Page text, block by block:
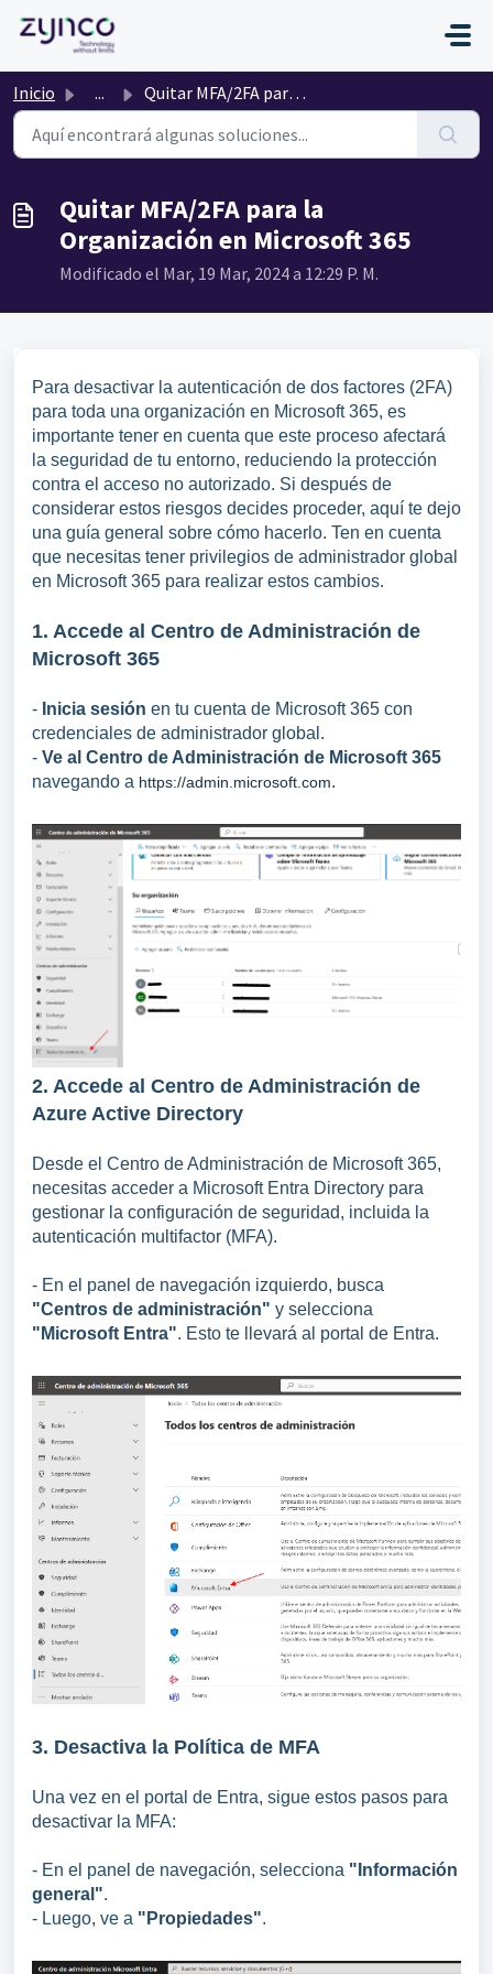
Inicio ... Quitar MFA/2FA para la Organización en Microsoft 365
Quitar MFA/2FA para la
Organización en Microsoft 365
Modificado el Mar, 19 Mar, 2024 a 12:29 P. M.
Para desactivar la autenticación de dos factores (2FA)
para toda una organización en Microsoft 365, es
importante tener en cuenta que este proceso afectará
la seguridad de tu entorno, reduciendo la protección
contra el acceso no autorizado. Si después de
considerar estos riesgos decides proceder, aquí te dejo
una guía general sobre cómo hacerlo. Ten en cuenta
que necesitas tener privilegios de administrador global
en Microsoft 365 para realizar estos cambios.
1. Accede al Centro de Administración de
Microsoft 365
- Inicia sesión en tu cuenta de Microsoft 365 con
credenciales de administrador global.
- Ve al Centro de Administración de Microsoft 365
navegando a https://admin.microsoft.com.
2. Accede al Centro de Administración de
Azure Active Directory
Desde el Centro de Administración de Microsoft 365,
necesitas acceder a Microsoft Entra Directory para
gestionar la configuración de seguridad, incluida la
autenticación multifactor (MFA).
- En el panel de navegación izquierdo, busca
"Centros de administración" y selecciona
"Microsoft Entra". Esto te llevará al portal de Entra.
3. Desactiva la Política de MFA
Una vez en el portal de Entra, sigue estos pasos para
desactivar la MFA:
- En el panel de navegación, selecciona "Información
general".
- Luego, ve a "Propiedades".